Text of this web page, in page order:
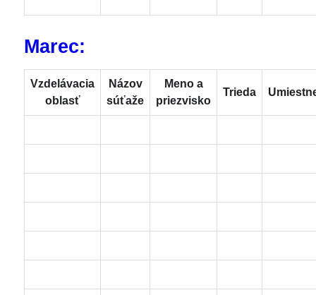
Marec:
Vzdelávacia
oblasť
Názov
súťaže
Meno a
priezvisko
Trieda